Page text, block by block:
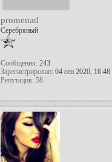
promenad
Серебряный
Сообщения:243
Зарегистрирован:04 сен 2020, 16:48
Репутация: 58